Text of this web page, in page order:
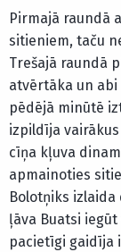
Pirmajā raundā
sitieniem, taču
Trešajā raundā
atvērtāka un abi
pēdējā minūtē
izpildīja
cīņa kļuva
apmainoties
Bolotņiks
ļāva Buatsi
pacietīgi gaidīja